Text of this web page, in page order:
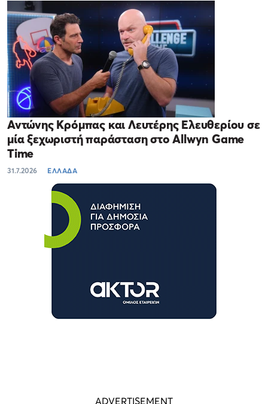
Αντώνης Κρόμπας και Λευτέρης Ελευθερίου σε
μία ξεχωριστή παράσταση στο Allwyn Game
Time
31.7.2026 ΕΛΛΑΔΑ